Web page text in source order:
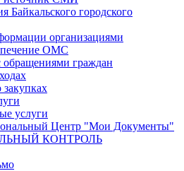
Байкальского городского
организациями
ОМС
граждан
услуги
Центр "Мои Документы"
КОНТРОЛЬ